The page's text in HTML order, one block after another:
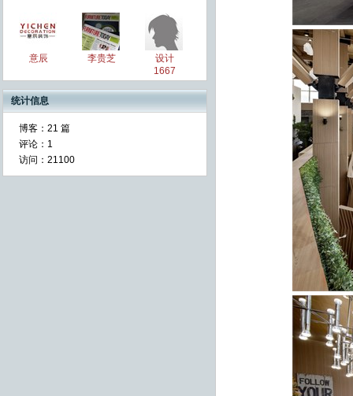
意辰 李贵芝
设计
1667
统计信息
博客： 21 篇
评论： 1
访问： 21100